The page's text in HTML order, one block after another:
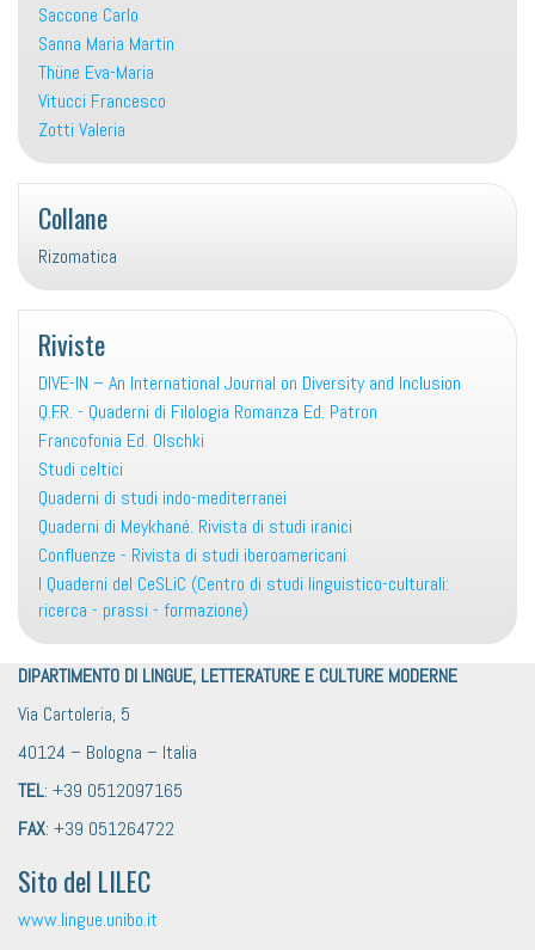
Saccone Carlo
Sanna Maria Martin
Thüne Eva-Maria
Vitucci Francesco
Zotti Valeria
Collane
Rizomatica
Riviste
DIVE-IN – An International Journal on Diversity and Inclusion
Q.F.R. - Quaderni di Filologia Romanza Ed. Patron
Francofonia Ed. Olschki
Studi celtici
Quaderni di studi indo-mediterranei
Quaderni di Meykhané. Rivista di studi iranici
Confluenze - Rivista di studi iberoamericani
I Quaderni del CeSLiC (Centro di studi linguistico-culturali:
ricerca - prassi - formazione)
DIPARTIMENTO DI LINGUE, LETTERATURE E CULTURE MODERNE
Via Cartoleria, 5
40124 – Bologna – Italia
TEL: +39 0512097165
FAX: +39 051264722
Sito del LILEC
www.lingue.unibo.it